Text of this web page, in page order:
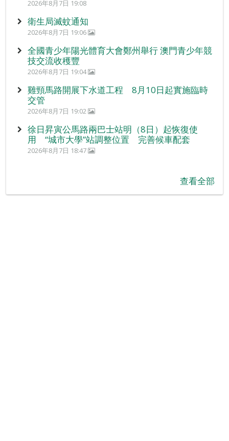
2026年8月7日 19:08
衛生局滅蚊通知
2026年8月7日 19:06
全國青少年陽光體育大會鄭州舉行 澳門青少年競
技交流收穫豐
2026年8月7日 19:04
雞頸馬路開展下水道工程 8月10日起實施臨時
交管
2026年8月7日 19:02
徐日昇寅公馬路兩巴士站明（8日）起恢復使
用 “城市大學”站調整位置 完善候車配套
2026年8月7日 18:47
查看全部